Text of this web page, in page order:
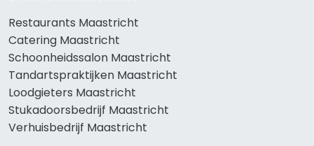
Restaurants Maastricht
Catering Maastricht
Schoonheidssalon Maastricht
Tandartspraktijken Maastricht
Loodgieters Maastricht
Stukadoorsbedrijf Maastricht
Verhuisbedrijf Maastricht